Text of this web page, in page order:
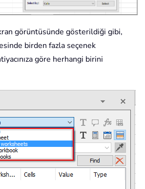
görüntüsünde gösterildiği gibi,
birden fazla seçenek
göre herhangi birini